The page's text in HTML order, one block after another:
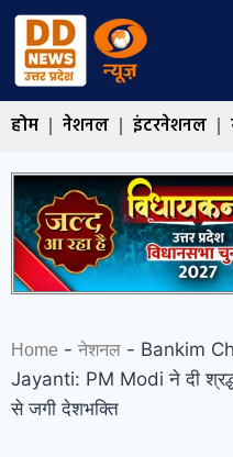
होम नेशनल इंटरनेशनल
Home - नेशनल - Bankim
Jayanti: PM Modi ने दी
से जगी देशभक्ति